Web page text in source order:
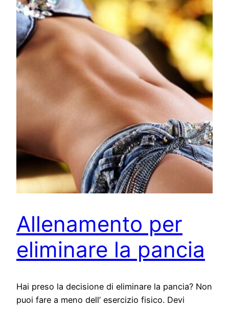
Allenamento per
eliminare la pancia
Hai preso la decisione di eliminare la pancia? Non
puoi fare a meno dell’ esercizio fisico. Devi